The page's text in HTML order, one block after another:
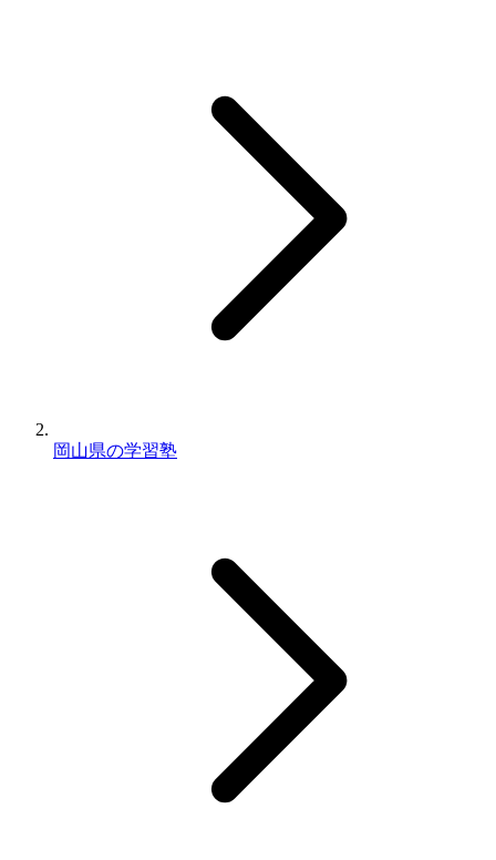
岡山県の学習塾